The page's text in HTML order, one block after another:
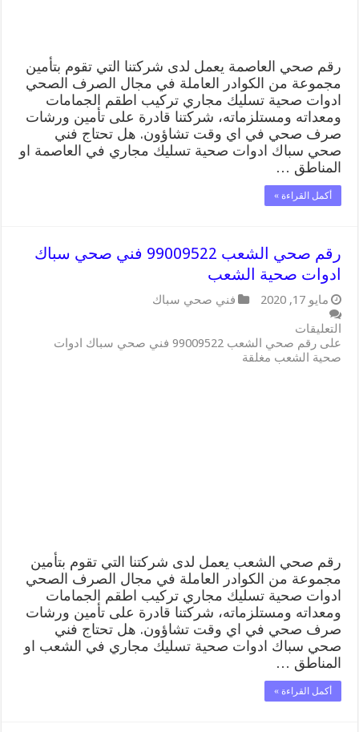
رقم صحي العاصمة يعمل لدى شركتنا التي تقوم بتأمين
مجموعة من الكوادر العاملة في مجال الصرف الصحي
ادوات صحية تسليك مجاري تركيب اطقم الجمامات
ومعداته ومستلزماته، شركتنا قادرة على تأمين ورشات
صرف صحي في اي وقت تشاؤون. هل تحتاج فني
صحي سباك ادوات صحية تسليك مجاري في العاصمة او
المناطق …
أكمل القراءة »
رقم صحي الشعب 99009522 فني صحي سباك
ادوات صحية الشعب
مايو 17, 2020
فني صحي سباك
التعليقات
على رقم صحي الشعب 99009522 فني صحي سباك ادوات
صحية الشعب مغلقة
رقم صحي الشعب يعمل لدى شركتنا التي تقوم بتأمين
مجموعة من الكوادر العاملة في مجال الصرف الصحي
ادوات صحية تسليك مجاري تركيب اطقم الجمامات
ومعداته ومستلزماته، شركتنا قادرة على تأمين ورشات
صرف صحي في اي وقت تشاؤون. هل تحتاج فني
صحي سباك ادوات صحية تسليك مجاري في الشعب او
المناطق …
أكمل القراءة »